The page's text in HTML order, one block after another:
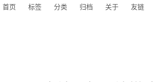
首页 标签 分类 归档 关于 友链